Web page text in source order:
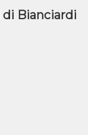
di Bianciardi